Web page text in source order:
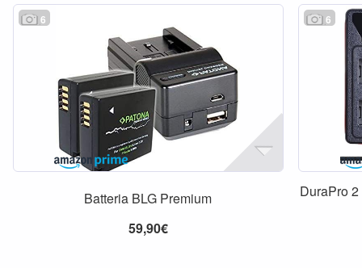
6
Batteria BLG Premium
59,90€
6
DuraPro